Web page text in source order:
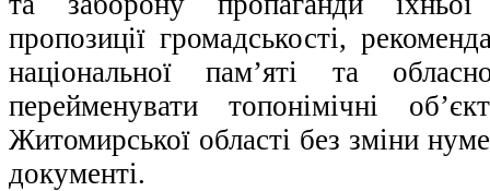
пропозиції громадськості,
національної пам’яті та
перейменувати топонімічні
Житомирської області без зміни
документі.